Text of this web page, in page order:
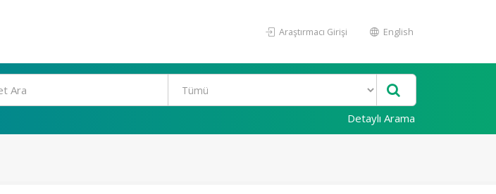
Araştırmacı Girişi English
Detaylı Arama